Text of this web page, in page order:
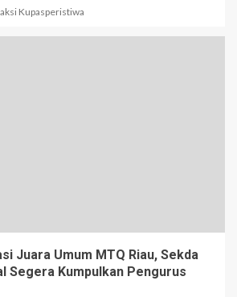
Kupasperistiwa
Juara Umum MTQ Riau, Sekda
Segera Kumpulkan Pengurus